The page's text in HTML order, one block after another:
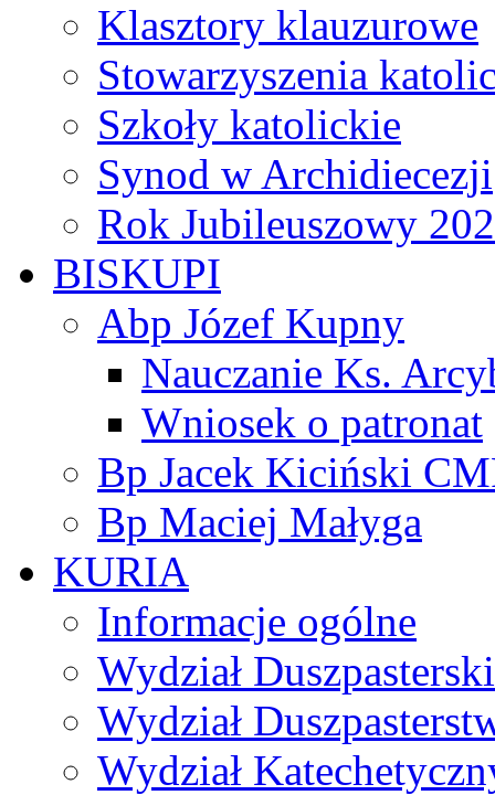
Klasztory klauzurowe
Stowarzyszenia
Szkoły katolickie
Synod w Archidiecezji
Rok Jubileuszowy
BISKUPI
Abp Józef Kupny
Nauczanie Ks.
Wniosek o patronat
Bp Jacek Kiciński
Bp Maciej Małyga
KURIA
Informacje ogólne
Wydział Duszpasterski
Wydział
Wydział